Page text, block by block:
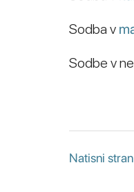
Sodba v
Sodbe v
Natisni stran